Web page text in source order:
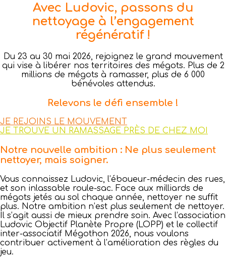
Avec Ludovic, passons du
nettoyage à l’engagement
régénératif !
Du 23 au 30 mai 2026, rejoignez le grand mouvement
qui vise à libérer nos territoires des mégots. Plus de 2
millions de mégots à ramasser, plus de 6 000
bénévoles attendus.
Relevons le défi ensemble !
JE REJOINS LE MOUVEMENT
JE TROUVE UN RAMASSAGE PRÈS DE CHEZ MOI
Notre nouvelle ambition : Ne plus seulement
nettoyer, mais soigner.
Vous connaissez Ludovic, l’éboueur-médecin des rues,
et son inlassable roule-sac. Face aux milliards de
mégots jetés au sol chaque année, nettoyer ne suffit
plus. Notre ambition n’est plus seulement de nettoyer.
Il s’agit aussi de mieux prendre soin. Avec l’association
Ludovic Objectif Planète Propre (LOPP) et le collectif
inter-associatif Mégothon 2026, nous voulons
contribuer activement à l’amélioration des règles du
jeu.